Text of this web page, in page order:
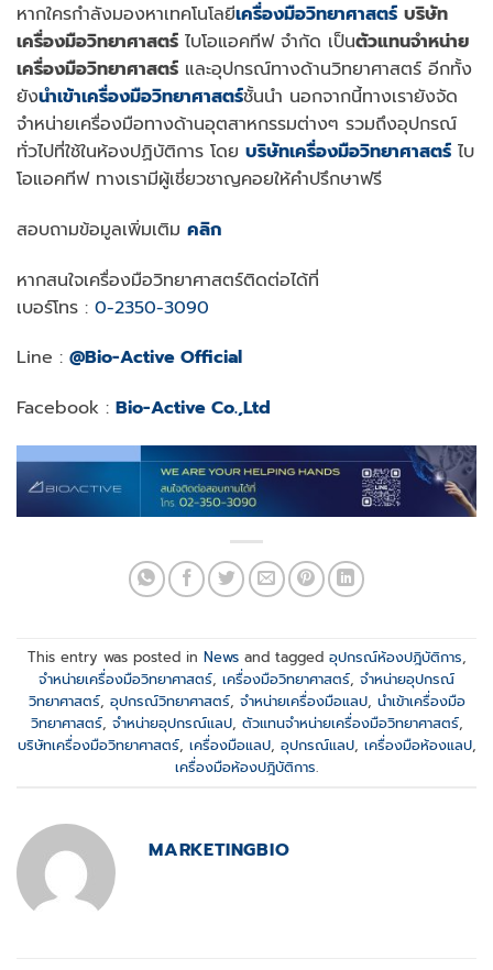
หากใครกำลังมองหาเทคโนโลยีเครื่องมือวิทยาศาสตร์ บริษัท
เครื่องมือวิทยาศาสตร์ ไบโอแอคทีฟ จำกัด เป็นตัวแทนจำหน่าย
เครื่องมือวิทยาศาสตร์ และอุปกรณ์ทางด้านวิทยาศาสตร์ อีกทั้ง
ยังนำเข้าเครื่องมือวิทยาศาสตร์ชั้นนำ นอกจากนี้ทางเรายังจัด
จำหน่ายเครื่องมือทางด้านอุตสาหกรรมต่างๆ รวมถึงอุปกรณ์
ทั่วไปที่ใช้ในห้องปฏิบัติการ โดย บริษัทเครื่องมือวิทยาศาสตร์ ไบ
โอแอคทีฟ ทางเรามีผู้เชี่ยวชาญคอยให้คำปรึกษาฟรี
สอบถามข้อมูลเพิ่มเติม คลิก
หากสนใจเครื่องมือวิทยาศาสตร์ติดต่อได้ที่
เบอร์โทร : 0-2350-3090
Line : @Bio-Active Official
Facebook : Bio-Active Co.,Ltd
This entry was posted in Newsand tagged อุปกรณ์ห้องปฎิบัติการ,
จำหน่ายเครื่องมือวิทยาศาสตร์, เครื่องมือวิทยาศาสตร์, จำหน่ายอุปกรณ์
วิทยาศาสตร์, อุปกรณ์วิทยาศาสตร์, จำหน่ายเครื่องมือแลป, นำเข้าเครื่องมือ
วิทยาศาสตร์, จำหน่ายอุปกรณ์แลป, ตัวแทนจำหน่ายเครื่องมือวิทยาศาสตร์,
บริษัทเครื่องมือวิทยาศาสตร์, เครื่องมือแลป, อุปกรณ์แลป, เครื่องมือห้องแลป,
เครื่องมือห้องปฎิบัติการ.
MARKETINGBIO